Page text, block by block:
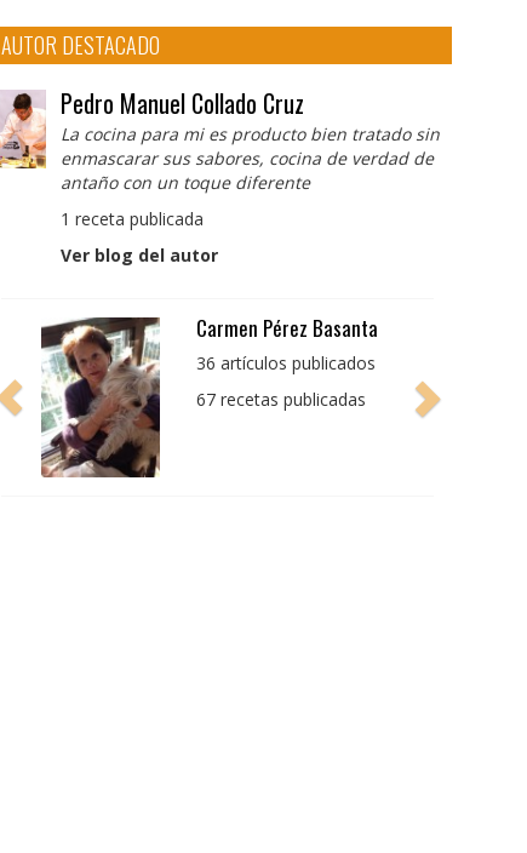
AUTOR DESTACADO
Pedro Manuel Collado Cruz
La cocina para mi es producto bien tratado sin
enmascarar sus sabores, cocina de verdad de
antaño con un toque diferente
1 receta publicada
Ver blog del autor
Pedro Manuel Collado
Cruz
producto bien tratado